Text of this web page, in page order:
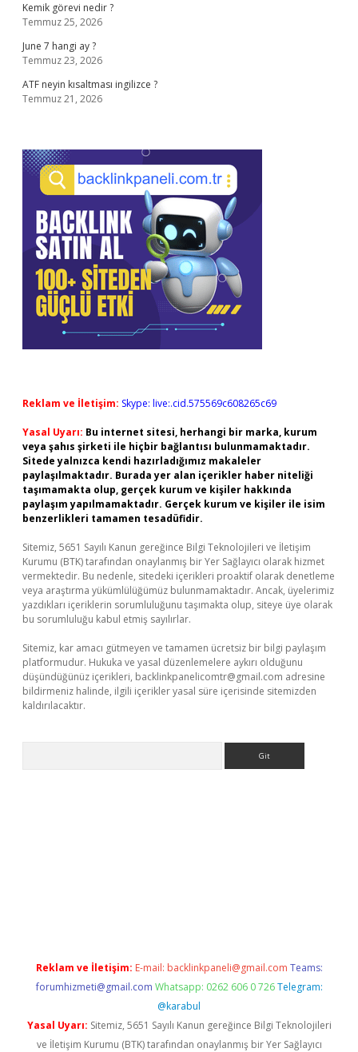
Kemik görevi nedir ?
Temmuz 25, 2026
June 7 hangi ay ?
Temmuz 23, 2026
ATF neyin kısaltması ingilizce ?
Temmuz 21, 2026
Reklam ve İletişim: Skype: live:.cid.575569c608265c69
Yasal Uyarı: Bu internet sitesi, herhangi bir marka, kurum
veya şahıs şirketi ile hiçbir bağlantısı bulunmamaktadır.
Sitede yalnızca kendi hazırladığımız makaleler
paylaşılmaktadır. Burada yer alan içerikler haber niteliği
taşımamakta olup, gerçek kurum ve kişiler hakkında
paylaşım yapılmamaktadır. Gerçek kurum ve kişiler ile isim
benzerlikleri tamamen tesadüfidir.
Sitemiz, 5651 Sayılı Kanun gereğince Bilgi Teknolojileri ve İletişim
Kurumu (BTK) tarafından onaylanmış bir Yer Sağlayıcı olarak hizmet
vermektedir. Bu nedenle, sitedeki içerikleri proaktif olarak denetleme
veya araştırma yükümlülüğümüz bulunmamaktadır. Ancak, üyelerimiz
yazdıkları içeriklerin sorumluluğunu taşımakta olup, siteye üye olarak
bu sorumluluğu kabul etmiş sayılırlar.
Sitemiz, kar amacı gütmeyen ve tamamen ücretsiz bir bilgi paylaşım
platformudur. Hukuka ve yasal düzenlemelere aykırı olduğunu
düşündüğünüz içerikleri, backlinkpanelicomtr@gmail.com adresine
bildirmeniz halinde, ilgili içerikler yasal süre içerisinde sitemizden
kaldırılacaktır.
Reklam ve İletişim: E-mail: backlinkpaneli@gmail.com Teams:
forumhizmeti@gmail.com Whatsapp: 0262 606 0 726 Telegram:
@karabul
Yasal Uyarı: Sitemiz, 5651 Sayılı Kanun gereğince Bilgi Teknolojileri
ve İletişim Kurumu (BTK) tarafından onaylanmış bir Yer Sağlayıcı